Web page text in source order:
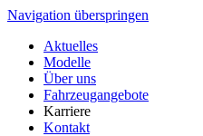
Navigation überspringen
Aktuelles
Modelle
Über uns
Fahrzeugangebote
Karriere
Kontakt